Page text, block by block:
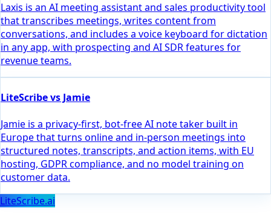
Laxis is an AI meeting assistant and sales productivity tool
that transcribes meetings, writes content from
conversations, and includes a voice keyboard for dictation
in any app, with prospecting and AI SDR features for
revenue teams.
LiteScribe vs Jamie
Jamie is a privacy-first, bot-free AI note taker built in
Europe that turns online and in-person meetings into
structured notes, transcripts, and action items, with EU
hosting, GDPR compliance, and no model training on
customer data.
LiteScribe.ai